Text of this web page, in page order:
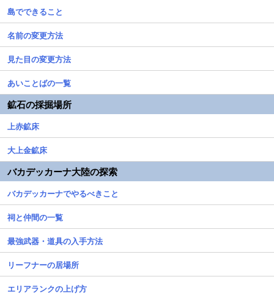
島でできること
名前の変更方法
見た目の変更方法
あいことばの一覧
鉱石の採掘場所
上赤鉱床
大上金鉱床
バカデッカーナ大陸の探索
バカデッカーナでやるべきこと
祠と仲間の一覧
最強武器・道具の入手方法
リーフナーの居場所
エリアランクの上げ方